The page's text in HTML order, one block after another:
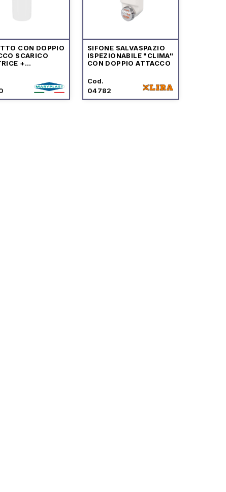
CON DOPPIO
SCARICO
+
SIFONE SALVASPAZIO
ISPEZIONABILE "CLIMA"
CON DOPPIO ATTACCO
Cod.
04782